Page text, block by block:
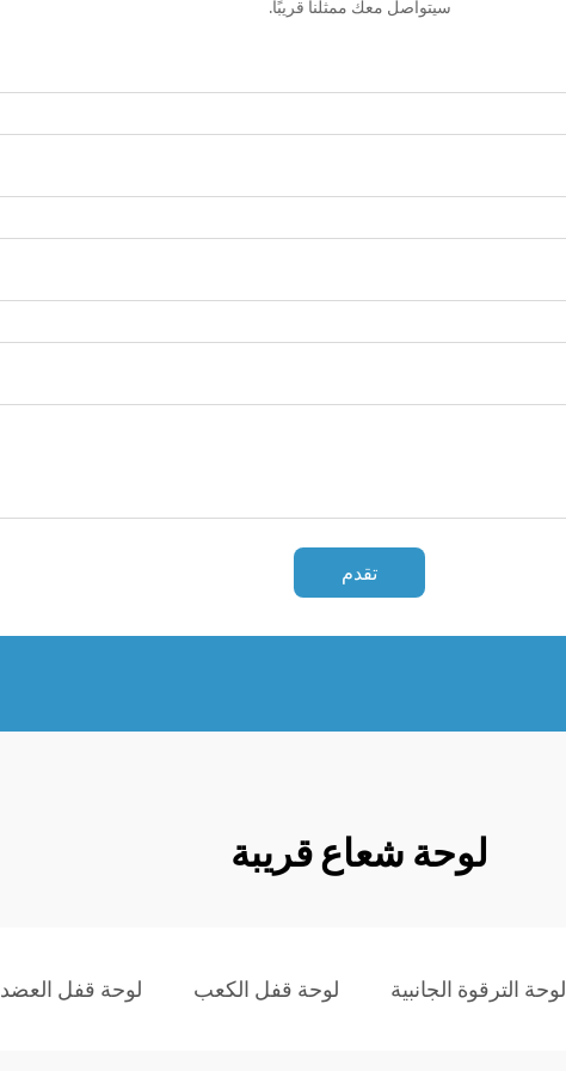
سيتواصل معك ممثلنا قريبًا.
تقدم
لوحة شعاع قريبة
لوحة الترقوة الجانبية لوحة قفل الكعب لوحة قفل العضد